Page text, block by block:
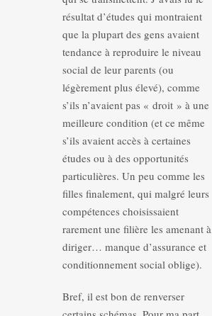
résultat d’études qui montraient
que la plupart des gens avaient
tendance à reproduire le niveau
social de leur parents (ou
légèrement plus élevé), comme
s’ils n’avaient pas « droit » à une
meilleure condition (et ce même
s’ils avaient accès à certaines
études ou à des opportunités
particulières. Un peu comme les
filles finalement, qui malgré leurs
compétences choisissaient
rarement une filière les amenant à
diriger… manque d’assurance et
conditionnement social oblige).
Bref, il est bon de renverser